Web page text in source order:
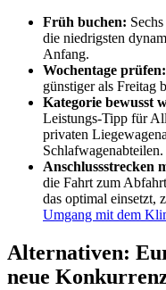
Früh buchen:
die niedrigsten
Anfang.
Wochentage prüfen:
günstiger als Freitag
Kategorie bewusst
Leistungs-Tipp für
privaten
Schlafwagenabteilen.
Anschlussstrecken
die Fahrt zum
das optimal einsetzt,
Umgang mit dem
Alternativen:
neue